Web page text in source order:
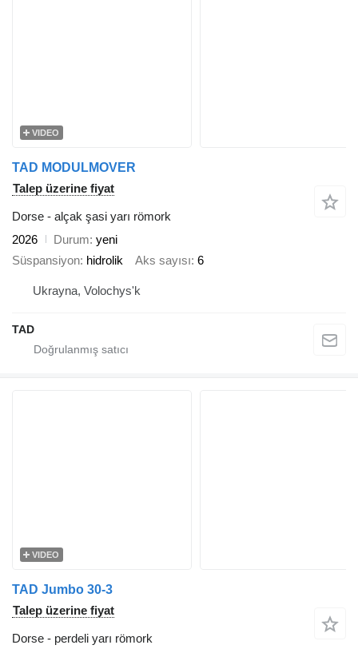
VIDEO
TAD MODULMOVER
Talep üzerine fiyat
Dorse - alçak şasi yarı römork
2026
Durum yeni
Süspansiyon hidrolik Aks sayısı 6
Ukrayna, Volochys'k
TAD
VIDEO
TAD Jumbo 30-3
Talep üzerine fiyat
Dorse - perdeli yarı römork